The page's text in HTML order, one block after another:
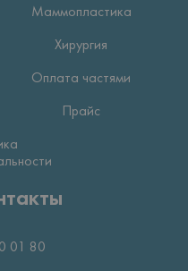
Маммопластика
Хирургия
Оплата частями
Прайс
01 80